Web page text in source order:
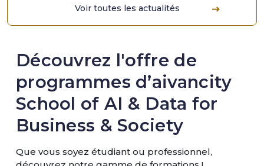
Voir toutes les actualités
Découvrez l'offre de
programmes d’aivancity
School of AI & Data for
Business & Society
Que vous soyez étudiant ou professionnel,